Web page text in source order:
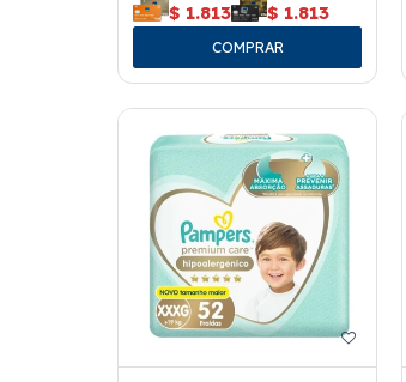
$ 1.813 $ 1.813